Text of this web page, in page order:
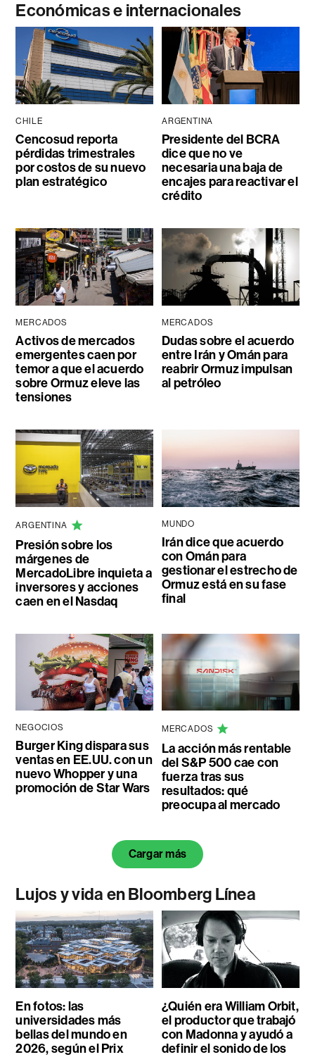
Económicas e internacionales
CHILE
Cencosud reporta
pérdidas trimestrales
por costos de su nuevo
plan estratégico
ARGENTINA
Presidente del BCRA
dice que no ve
necesaria una baja de
encajes para reactivar el
crédito
MERCADOS
Activos de mercados
emergentes caen por
temor a que el acuerdo
sobre Ormuz eleve las
tensiones
MERCADOS
Dudas sobre el acuerdo
entre Irán y Omán para
reabrir Ormuz impulsan
al petróleo
ARGENTINA
Presión sobre los
márgenes de
MercadoLibre inquieta a
inversores y acciones
caen en el Nasdaq
MUNDO
Irán dice que acuerdo
con Omán para
gestionar el estrecho de
Ormuz está en su fase
final
NEGOCIOS
Burger King dispara sus
ventas en EE.UU. con un
nuevo Whopper y una
promoción de Star Wars
MERCADOS
La acción más rentable
del S&P 500 cae con
fuerza tras sus
resultados: qué
preocupa al mercado
Cargar más
Lujos y vida en Bloomberg Línea
En fotos: las
universidades más
bellas del mundo en
2026, según el Prix
¿Quién era William Orbit,
el productor que trabajó
con Madonna y ayudó a
definir el sonido de los